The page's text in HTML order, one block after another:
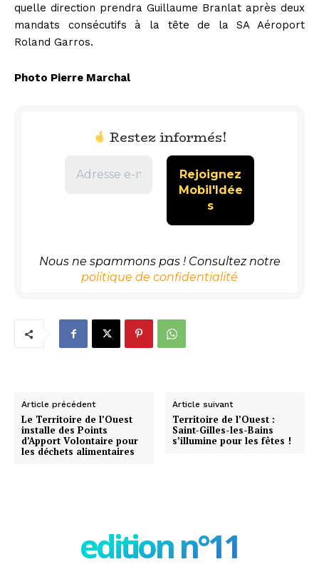
quelle direction prendra Guillaume Branlat après deux
mandats consécutifs à la tête de la SA Aéroport
Roland Garros.
Photo Pierre Marchal
Restez informés!
Nous ne spammons pas ! Consultez notre
politique de confidentialité
Article précédent
Le Territoire de l’Ouest
installe des Points
d’Apport Volontaire pour
les déchets alimentaires
Article suivant
Territoire de l’Ouest :
Saint-Gilles-les-Bains
s’illumine pour les fêtes !
edition n°11